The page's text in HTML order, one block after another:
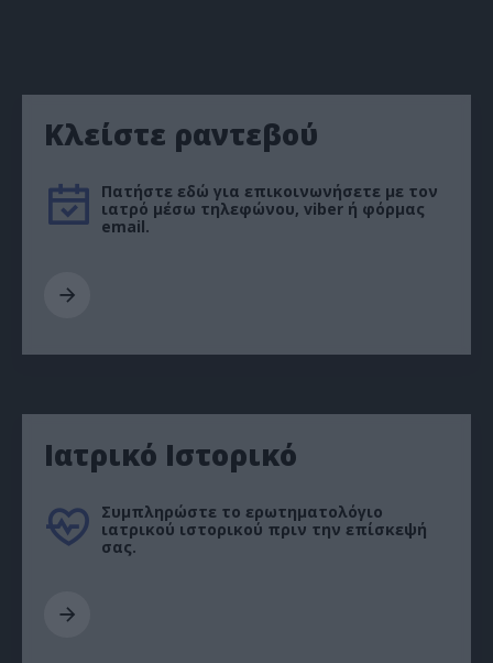
Κλείστε ραντεβού
Πατήστε εδώ για επικοινωνήσετε με τον
ιατρό μέσω τηλεφώνου, viber ή φόρμας
email.
Ιατρικό Ιστορικό
Συμπληρώστε το ερωτηματολόγιο
ιατρικού ιστορικού πριν την επίσκεψή
σας.